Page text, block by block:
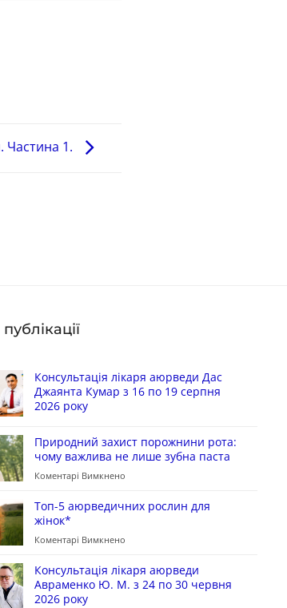
Частина 1.
Консультація лікаря аюрведи Дас
Джаянта Кумар з 16 по 19 серпня
2026 року
Природний захист порожнини рота:
чому важлива не лише зубна паста
Коментарі Вимкнено
Топ-5 аюрведичних рослин для
жінок*
Коментарі Вимкнено
Консультація лікаря аюрведи
Авраменко Ю. М. з 24 по 30 червня
2026 року